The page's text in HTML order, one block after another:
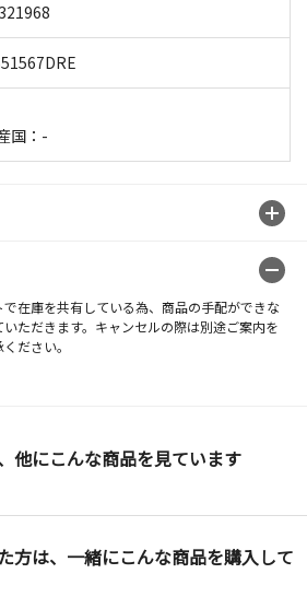
国：-
在庫を共有している為、商品の手配ができな
ただきます。キャンセルの際は別途ご案内を
ださい。
他にこんな商品を見ています
方は、一緒にこんな商品を購入して